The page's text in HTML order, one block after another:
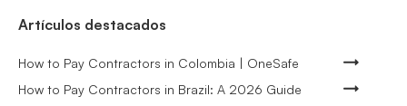
Artículos destacados
How to Pay Contractors in Colombia | OneSafe
How to Pay Contractors in Brazil: A 2026 Guide